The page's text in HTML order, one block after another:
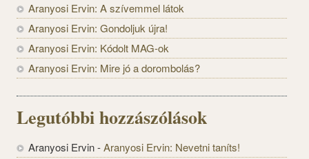
Aranyosi Ervin: A szívemmel látok
Aranyosi Ervin: Gondoljuk újra!
Aranyosi Ervin: Kódolt MAG-ok
Aranyosi Ervin: Mire jó a dorombolás?
Legutóbbi hozzászólások
Aranyosi Ervin-Aranyosi Ervin: Nevetni taníts!